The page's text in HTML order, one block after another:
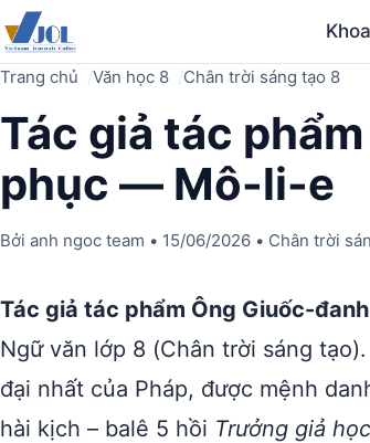
Trang chủ Văn học 8 Chân trời sáng tạo 8
Tác giả tác
phục — Mô-li-e
Bởi anh ngoc team • 15/06/2026 • Chân trời
Tác giả tác phẩm Ông Giuốc-
Ngữ văn lớp 8 (Chân trời sáng tạo).
đại nhất của Pháp, được mệnh
hài kịch – balê 5 hồi Trưởng giả